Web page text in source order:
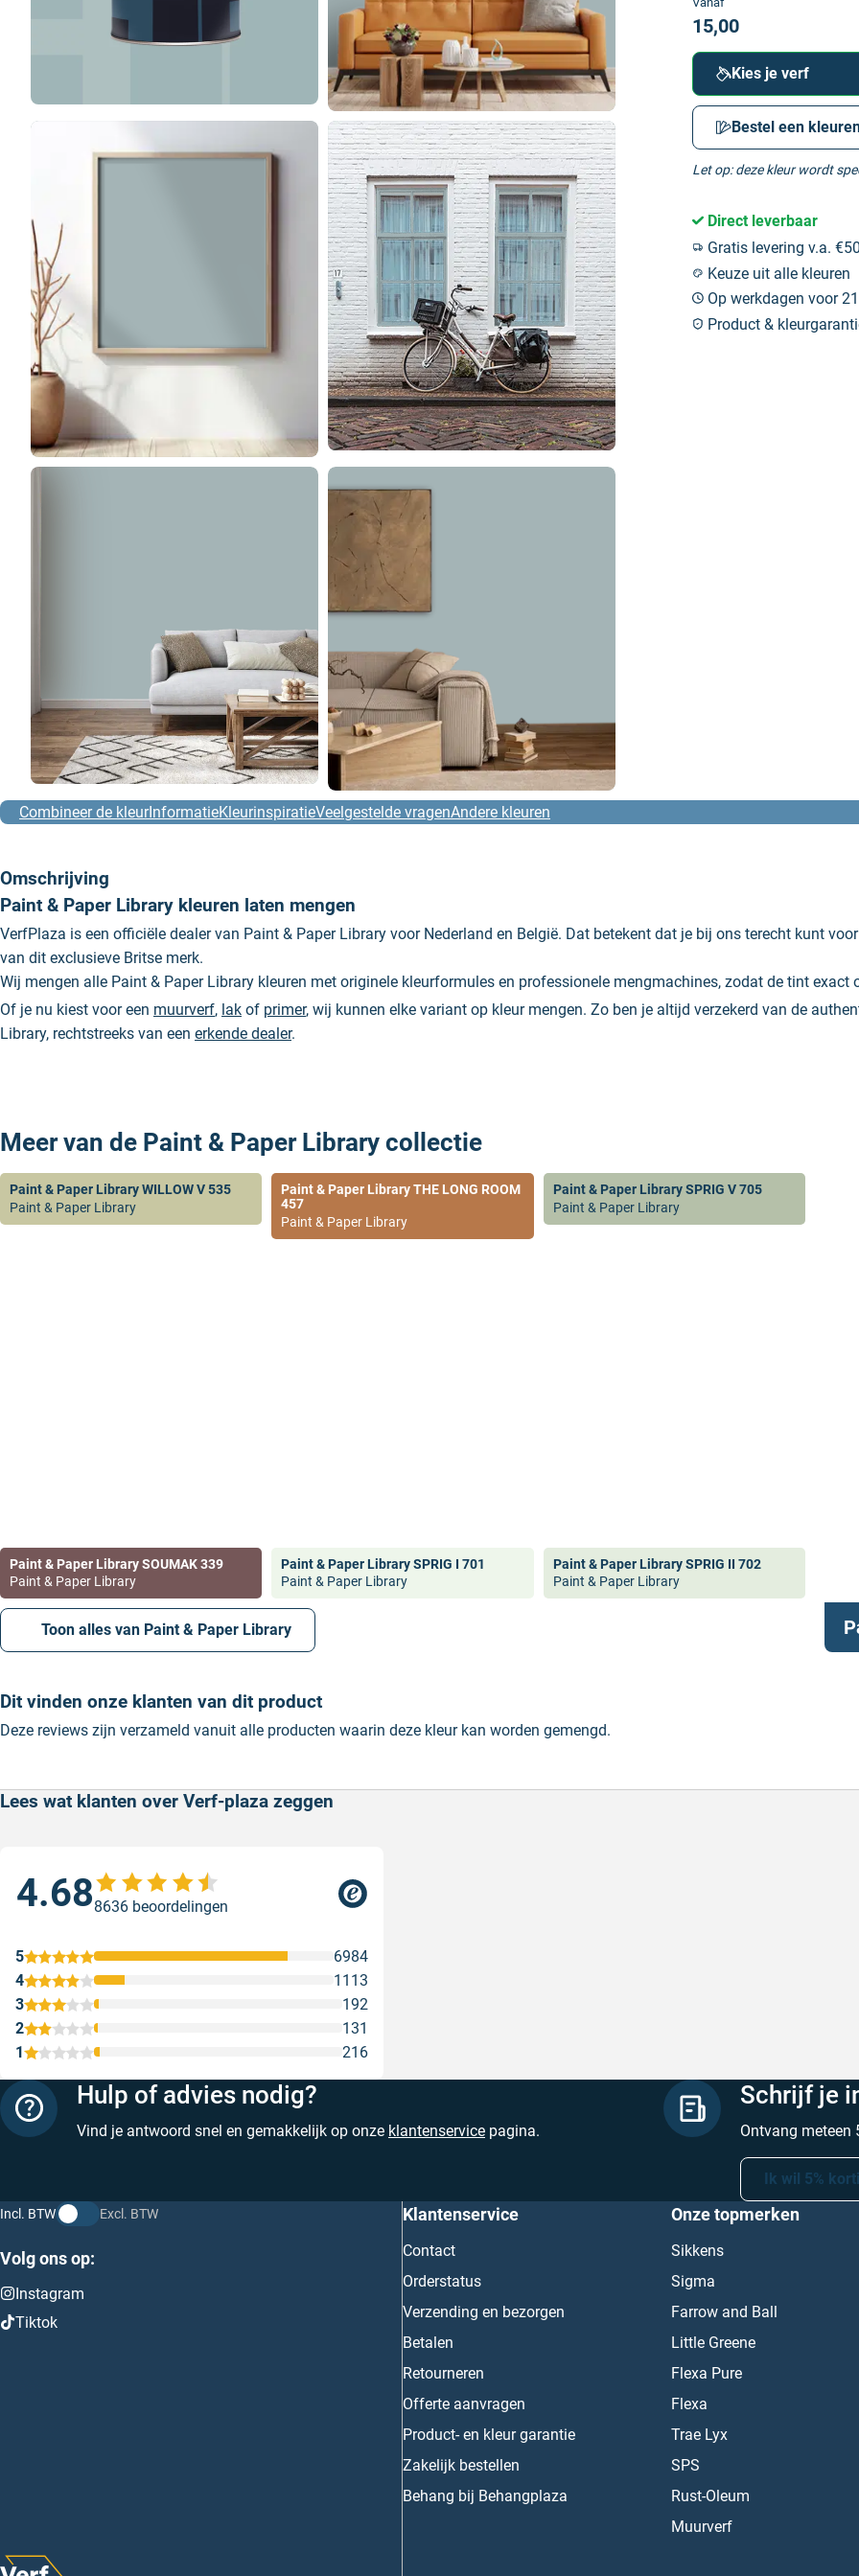
15,00
Kies je verf
Bestel een
Let op: deze kleur wordt
Direct leverbaar
Gratis levering v.a.
Keuze uit alle kleuren
Op werkdagen voor
Product &
Combineer de kleurInformatieKleurinspiratieVeelgestelde vragenAndere kleuren
Omschrijving
Paint & Paper Library kleuren laten mengen
VerfPlaza is een officiële dealer van Paint & Paper Library voor Nederland en België. Dat betekent dat je bij ons terecht kunt
van dit exclusieve Britse merk.
Wij mengen alle Paint & Paper Library kleuren met originele kleurformules en professionele mengmachines, zodat de tint exact
Of je nu kiest voor een muurverf, lak of primer, wij kunnen elke variant op kleur mengen. Zo ben je altijd verzekerd van de
Library, rechtstreeks van een erkende dealer.
Meer van de Paint & Paper Library collectie
Paint & Paper Library WILLOW V 535
Paint & Paper Library
Paint & Paper Library THE LONG ROOM
457
Paint & Paper Library
Paint & Paper Library SPRIG V 705
Paint & Paper Library
Paint & Paper Library SOUMAK 339
Paint & Paper Library
Paint & Paper Library SPRIG I 701
Paint & Paper Library
Paint & Paper Library SPRIG II 702
Paint & Paper Library
Toon alles van Paint & Paper Library
Dit vinden onze klanten van dit product
Deze reviews zijn verzameld vanuit alle producten waarin deze kleur kan worden gemengd.
Lees wat klanten over Verf-plaza zeggen
4.688636 beoordelingen
1 216
2 131
3 192
4 1113
5 6984
Hulp of advies nodig?
Vind je antwoord snel en gemakkelijk op onze klantenservice pagina.
Schrijf je
Ontvang meteen
Ik wil 5%
Incl. BTW Excl. BTW
Volg ons op:
Instagram
Tiktok
Klantenservice
Contact
Orderstatus
Verzending en bezorgen
Betalen
Retourneren
Offerte aanvragen
Product- en kleur garantie
Zakelijk bestellen
Behang bij Behangplaza
Onze topmerken
Sikkens
Sigma
Farrow and Ball
Little Greene
Flexa Pure
Flexa
Trae Lyx
SPS
Rust-Oleum
Muurverf